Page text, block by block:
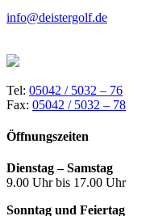
info@deistergolf.de
Tel: 05042 / 5032 – 76
Fax: 05042 / 5032 – 78
Öffnungszeiten
Dienstag – Samstag
9.00 Uhr bis 17.00 Uhr
Sonntag und Feiertag